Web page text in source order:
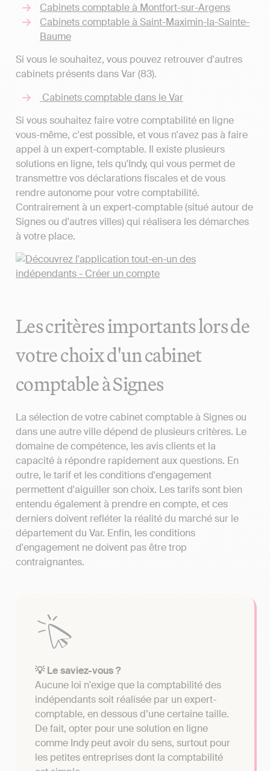
Cabinets comptable à Montfort-sur-Argens
Cabinets comptable à Saint-Maximin-la-Sainte-
Baume
Si vous le souhaitez, vous pouvez retrouver d'autres
cabinets présents dans Var (83).
Cabinets comptable dans le Var
Si vous souhaitez faire votre comptabilité en ligne
vous-même, c'est possible, et vous n'avez pas à faire
appel à un expert-comptable. Il existe plusieurs
solutions en ligne, tels qu'Indy, qui vous permet de
transmettre vos déclarations fiscales et de vous
rendre autonome pour votre comptabilité.
Contrairement à un expert-comptable (situé autour de
Signes ou d'autres villes) qui réalisera les démarches
à votre place.
Les critères importants lors de
votre choix d'un cabinet
comptable à Signes
La sélection de votre cabinet comptable à Signes ou
dans une autre ville dépend de plusieurs critères. Le
domaine de compétence, les avis clients et la
capacité à répondre rapidement aux questions. En
outre, le tarif et les conditions d'engagement
permettent d'aiguiller son choix. Les tarifs sont bien
entendu également à prendre en compte, et ces
derniers doivent refléter la réalité du marché sur le
département du Var. Enfin, les conditions
d'engagement ne doivent pas être trop
contraignantes.
💡 Le saviez-vous ?
Aucune loi n'exige que la comptabilité des
indépendants soit réalisée par un expert-
comptable, en dessous d’une certaine taille.
De fait, opter pour une solution en ligne
comme Indy peut avoir du sens, surtout pour
les petites entreprises dont la comptabilité